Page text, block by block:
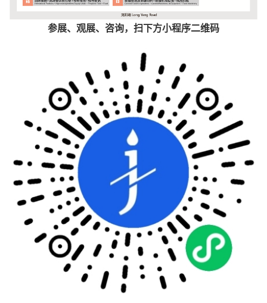
参展、观展、咨询，扫下方小程序二维码